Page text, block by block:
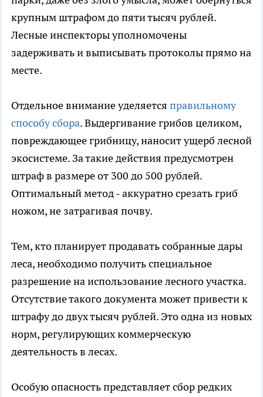
крупным штрафом до пяти тысяч рублей.
Лесные инспекторы уполномочены
задерживать и выписывать протоколы прямо на
месте.
Отдельное внимание уделяется правильному
способу сбора. Выдергивание грибов целиком,
повреждающее грибницу, наносит ущерб лесной
экосистеме. За такие действия предусмотрен
штраф в размере от 300 до 500 рублей.
Оптимальный метод - аккуратно срезать гриб
ножом, не затрагивая почву.
Тем, кто планирует продавать собранные дары
леса, необходимо получить специальное
разрешение на использование лесного участка.
Отсутствие такого документа может привести к
штрафу до двух тысяч рублей. Это одна из новых
норм, регулирующих коммерческую
деятельность в лесах.
Особую опасность представляет сбор редких